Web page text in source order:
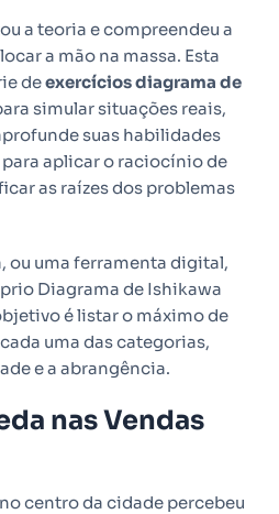
a teoria e compreendeu a
a mão na massa. Esta
deexercícios diagrama de
simular situações reais,
suas habilidades
aplicar o raciocínio de
as raízes dos problemas
ou uma ferramenta digital,
Diagrama de Ishikawa
é listar o máximo de
uma das categorias,
e a abrangência.
nas Vendas
centro da cidade percebeu